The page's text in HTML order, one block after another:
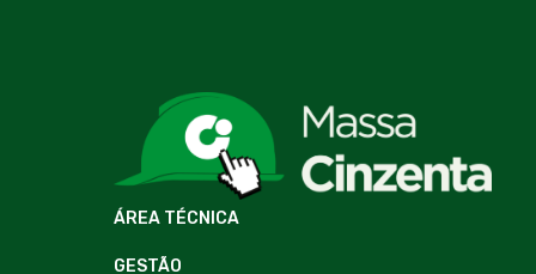
ÁREA TÉCNICA
GESTÃO